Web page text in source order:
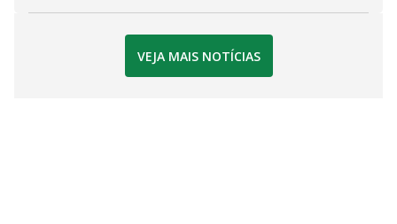
VEJA MAIS NOTÍCIAS